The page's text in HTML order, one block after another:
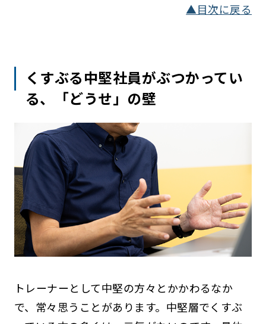
▲目次に戻る
くすぶる中堅社員がぶつかってい
る、「どうせ」の壁
トレーナーとして中堅の方々とかかわるなか
で、常々思うことがあります。中堅層でくすぶ